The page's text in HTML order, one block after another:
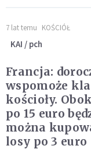
7 lat temu KOŚCIÓŁ
KAI / pch
Francja:
wspomoże
kościoły.
po 15 euro
można
losy po 3 euro